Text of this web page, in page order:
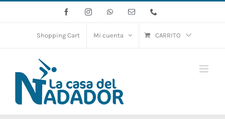
FacebookInstagramWhatsAppCorreo
Shopping Cart Mi cuenta CARRITO